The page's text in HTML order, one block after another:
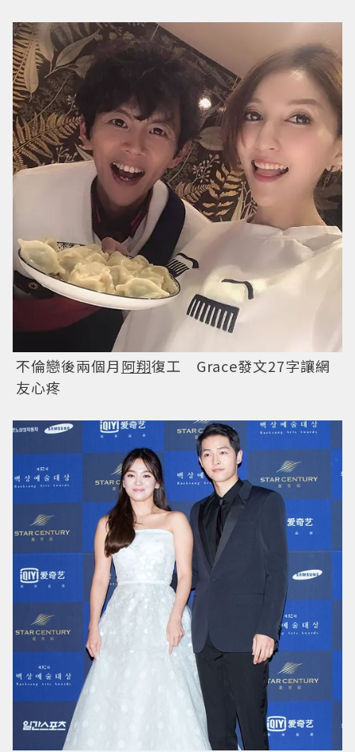
不倫戀後兩個月阿翔復工 Grace發文27字讓網
友心疼